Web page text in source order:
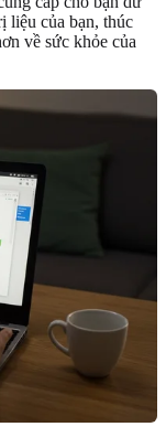
liệu của bạn, thúc
về sức khỏe của